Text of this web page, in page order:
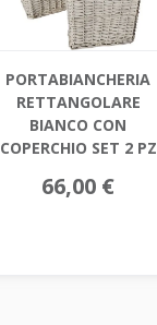
PORTABIANCHERIA
RETTANGOLARE
BIANCO CON
COPERCHIO SET 2 PZ
66,00 €